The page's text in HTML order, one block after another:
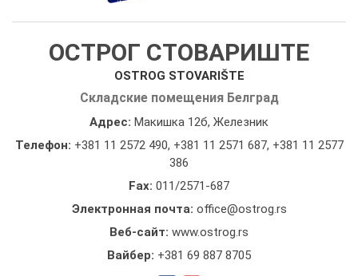
ОСТРОГ СТОВАРИШТЕ
OSTROG STOVARIŠTE
Складские помещения Белград
Адрес: Макишка 12б, Железник
Телефон: +381 11 2572 490, +381 11 2571 687, +381 11 2577
386
Fax: 011/2571-687
Электронная почта: office@ostrog.rs
Веб-сайт: www.ostrog.rs
Вайбер: +381 69 887 8705